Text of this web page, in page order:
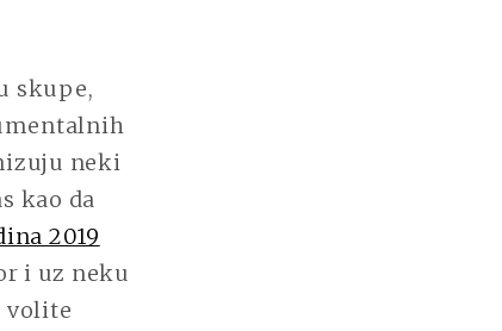
skupe,
neki
kao da
2019
i uz neku
volite